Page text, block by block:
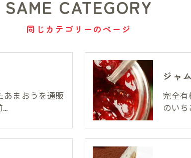
同じカテゴリーのページ
SAME CATEGORY
あまおうを通販
…
ジャ
完全
のい